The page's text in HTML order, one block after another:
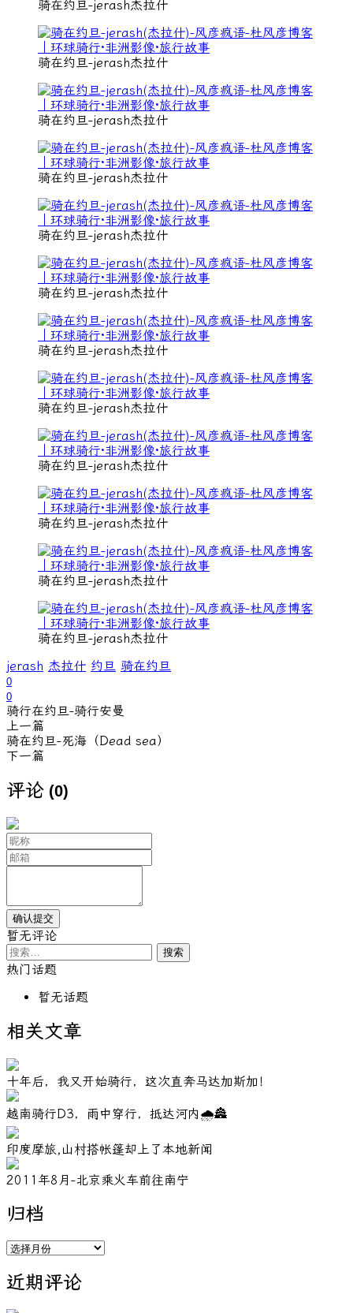
骑在约旦-jerash杰拉什
骑在约旦-jerash杰拉什
骑在约旦-jerash杰拉什
骑在约旦-jerash杰拉什
骑在约旦-jerash杰拉什
骑在约旦-jerash杰拉什
骑在约旦-jerash杰拉什
骑在约旦-jerash杰拉什
骑在约旦-jerash杰拉什
骑在约旦-jerash杰拉什
骑在约旦-jerash杰拉什
骑在约旦-jerash杰拉什
jerash 杰拉什 约旦 骑在约旦
0
0
骑行在约旦-骑行安曼
上一篇
骑在约旦-死海（Dead sea）
下一篇
评论 (0)
暂无评论
搜
索：
热门话题
暂无话题
相关文章
十年后，我又开始骑行，这次直奔马达加斯加！
越南骑行D3，雨中穿行，抵达河内🌧️🏯
印度摩旅,山村搭帐篷却上了本地新闻
2011年8月-北京乘火车前往南宁
归档
归
近期评论